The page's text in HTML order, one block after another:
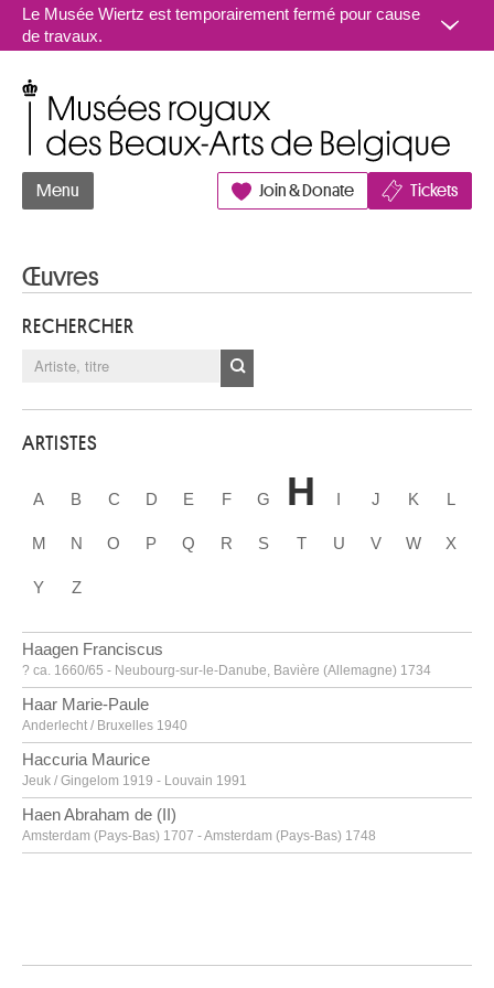
Aller au contenu
Le Musée Wiertz est temporairement fermé pour cause
de travaux.
Menu Join & Donate Tickets
Œuvres
RECHERCHER
ARTISTES
A B C D E F G H I J K L
M N O P Q R S T U V W X
Y Z
Haagen Franciscus
? ca. 1660/65 - Neubourg-sur-le-Danube, Bavière (Allemagne) 1734
Haar Marie-Paule
Anderlecht / Bruxelles 1940
Haccuria Maurice
Jeuk / Gingelom 1919 - Louvain 1991
Haen Abraham de (II)
Amsterdam (Pays-Bas) 1707 - Amsterdam (Pays-Bas) 1748